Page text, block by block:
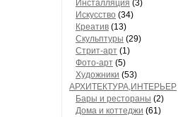
Инсталляция (3)
Искусство (34)
Креатив (13)
Скульптуры (29)
Стрит-арт (1)
Фото-арт (5)
Художники (53)
АРХИТЕКТУРА,ИНТЕРЬЕР
Бары и рестораны (2)
Дома и коттеджи (61)